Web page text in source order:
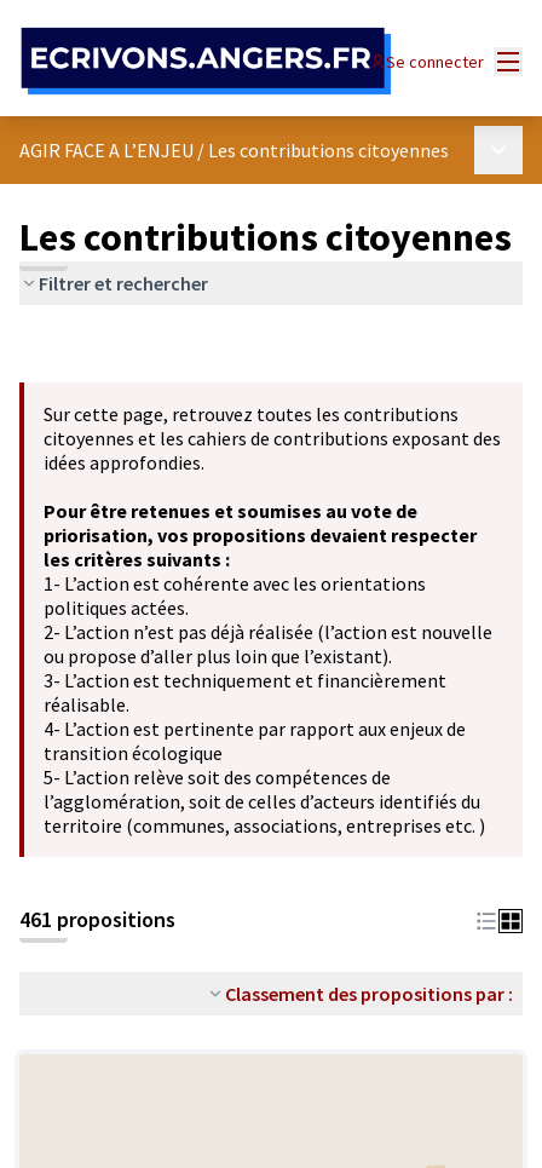
Se connecter
AGIR FACE A L’ENJEU / Les contributions citoyennes
Les contributions citoyennes
Filtrer et rechercher
Sur cette page, retrouvez toutes les contributions
citoyennes et les cahiers de contributions exposant des
idées approfondies.
Pour être retenues et soumises au vote de
priorisation, vos propositions devaient respecter
les critères suivants :
1- L’action est cohérente avec les orientations
politiques actées.
2- L’action n’est pas déjà réalisée (l’action est nouvelle
ou propose d’aller plus loin que l’existant).
3- L’action est techniquement et financièrement
réalisable.
4- L’action est pertinente par rapport aux enjeux de
transition écologique
5- L’action relève soit des compétences de
l’agglomération, soit de celles d’acteurs identifiés du
territoire (communes, associations, entreprises etc. )
461 propositions
Classement des propositions par :